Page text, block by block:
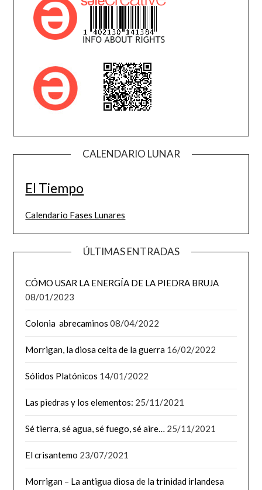
CALENDARIO LUNAR
El Tiempo
Calendario Fases Lunares
ÚLTIMAS ENTRADAS
CÓMO USAR LA ENERGÍA DE LA PIEDRA BRUJA
08/01/2023
Colonia abrecaminos 08/04/2022
Morrigan, la diosa celta de la guerra 16/02/2022
Sólidos Platónicos 14/01/2022
Las piedras y los elementos: 25/11/2021
Sé tierra, sé agua, sé fuego, sé aire… 25/11/2021
El crisantemo 23/07/2021
Morrigan – La antigua diosa de la trinidad irlandesa